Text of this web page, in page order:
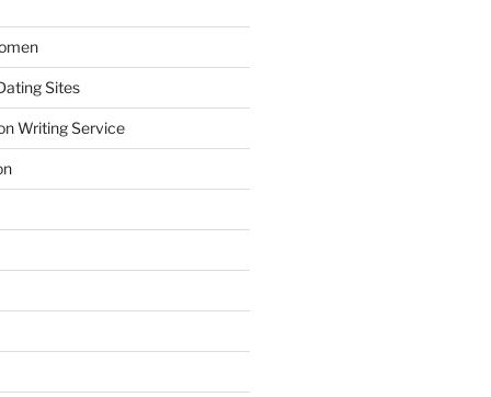
Sites
Writing Service